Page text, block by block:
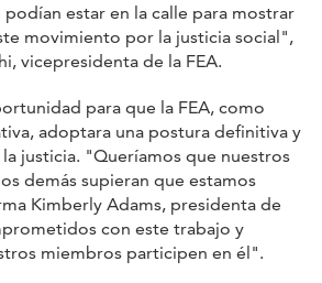
estar en la calle para mostrar
movimiento por la justicia social",
vicepresidenta de la FEA.
para que la FEA, como
adoptara una postura definitiva y
justicia. "Queríamos que nuestros
demás supieran que estamos
Kimberly Adams, presidenta de
con este trabajo y
miembros participen en él".